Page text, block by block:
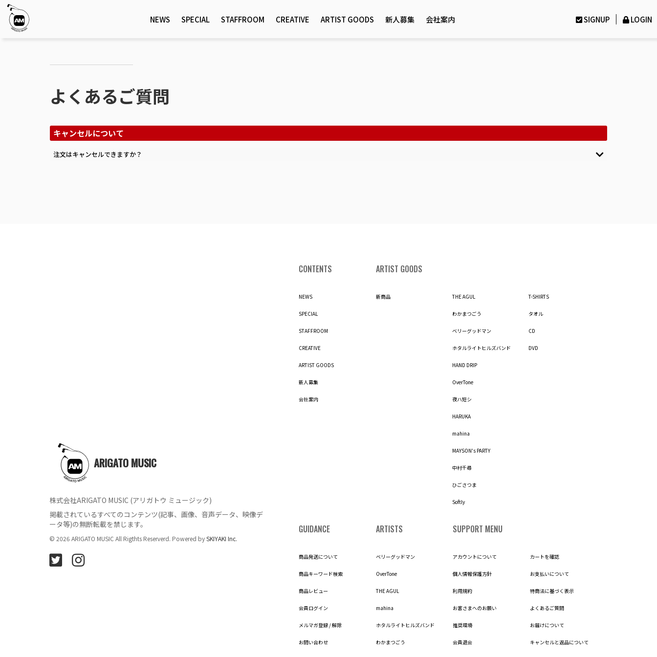
NEWS SPECIAL STAFFROOM CREATIVE ARTIST GOODS 新人募集 会社案内 SIGNUP LOGIN
よくあるご質問
キャンセルについて
注文はキャンセルできますか？
ARIGATO MUSIC
株式会社ARIGATO MUSIC (アリガトウ ミュージック)
掲載されているすべてのコンテンツ(記事、画像、音声データ、映像デ
ータ等)の無断転載を禁じます。
© 2026 ARIGATO MUSIC All Rigthts Reserverd. Powered bySKIYAKI Inc.
CONTENTS
NEWS
SPECIAL
STAFFROOM
CREATIVE
ARTIST GOODS
新人募集
会社案内
ARTIST GOODS
新商品 THE AGUL
わかまつごう
ベリーグッドマン
ホタルライトヒルズバンド
HAND DRIP
OverTone
夜ハ短シ
HARUKA
mahina
MAYSON's PARTY
中村千尋
ひごさつま
Softly
T-SHIRTS
タオル
CD
DVD
GUIDANCE
商品発送について
商品キーワード検索
商品レビュー
会員ログイン
メルマガ登録 / 解除
お問い合わせ
ARTISTS
ベリーグッドマン
OverTone
THE AGUL
mahina
ホタルライトヒルズバンド
わかまつごう
SUPPORT MENU
アカウントについて
個人情報保護方針
利用規約
お客さまへのお願い
推奨環境
会員退会
カートを確認
お支払いについて
特商法に基づく表示
よくあるご質問
お届けについて
キャンセルと返品について